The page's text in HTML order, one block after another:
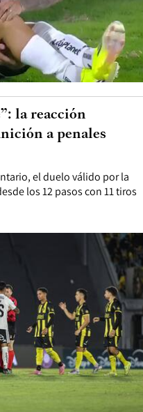
el duelo válido por la
los 12 pasos con 11 tiros
la reacción
a penales